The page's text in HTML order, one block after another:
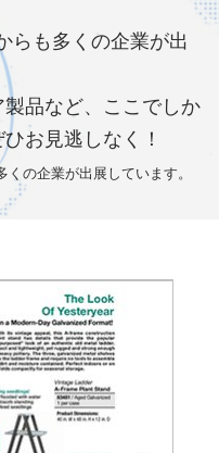
らも多くの企業が出
品など、ここでしか
お見逃しなく！
の企業が出展しています。